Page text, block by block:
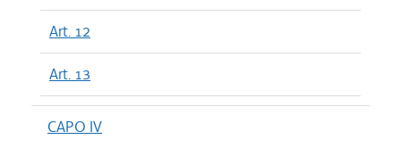
Art. 12
Art. 13
CAPO IV